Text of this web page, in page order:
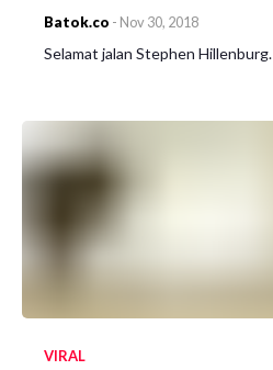
Batok.co - Nov 30, 2018
Selamat jalan Stephen Hillenburg.
VIRAL